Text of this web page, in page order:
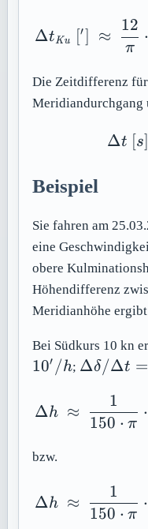
ΔtKu [′ ≈
π
12
⋅
Die Zeitdifferenz
Meridiandurchgang
Δt [s]
Beispiel
Sie fahren am
eine
obere
Höhendifferenz
Meridianhöhe
Bei Südkurs 10 kn
10′ /h; \Delta
\Delta
Δδ/Δt =
Δh ≈
150 ⋅ π
1
⋅
bzw.
Δh ≈
150 ⋅ π
1
⋅